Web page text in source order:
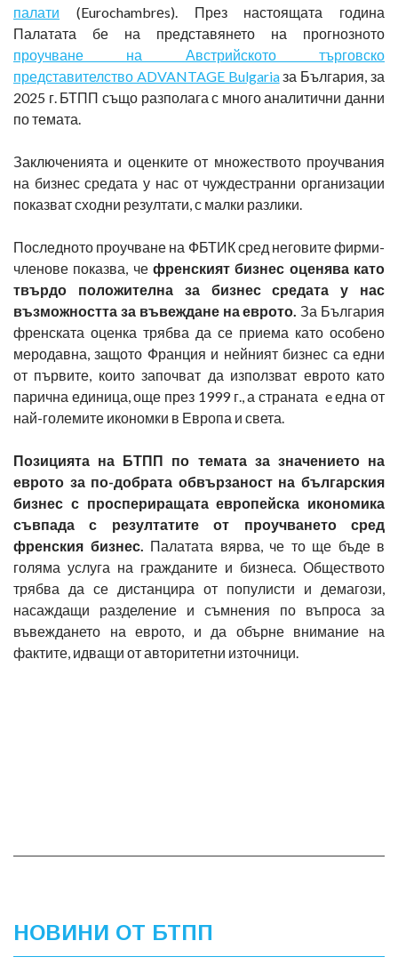
палати (Eurochambrеs). През настоящата година
Палатата бе на представянето на прогнозното
проучване на Австрийското търговско
представителство ADVANTAGE Bulgariaза България, за
2025 г. БТПП също разполага с много аналитични данни
по темата.
Заключенията и оценките от множеството проучвания
на бизнес средата у нас от чуждестранни организации
показват сходни резултати, с малки разлики.
Последното проучване на ФБТИК сред неговите фирми-
членове показва, че френският бизнес оценява като
твърдо положителна за бизнес средата у нас
възможността за въвеждане на еврото.За България
френската оценка трябва да се приема като особено
меродавна, защото Франция и нейният бизнес са едни
от първите, които започват да използват еврото като
парична единица, още през 1999 г., а страната e една от
най-големите икономки в Европа и света.
Позицията на БТПП по темата за значението на
еврото за по-добрата обвързаност на българския
бизнес с проспериращата европейска икономика
съвпада с резултатите от проучването сред
френския бизнес. Палатата вярва, че то ще бъде в
голяма услуга на гражданите и бизнеса. Обществото
трябва да се дистанцира от популисти и демагози,
насаждащи разделение и съмнения по въпроса за
въвеждането на еврото, и да обърне внимание на
фактите, идващи от авторитетни източници.
НОВИНИ ОТ БТПП